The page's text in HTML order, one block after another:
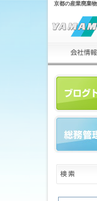
京都の産業廃棄